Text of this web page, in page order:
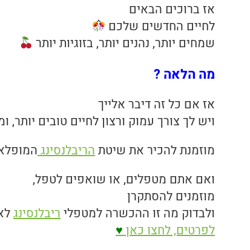
אז ברוכים הבאים
לחיים החדשים שלכם
שמחים יותר, נהנים יותר, בזוגיות יותר
מה הלאה ?
אז אם כל זה דיבר אלייך
ויש לך צורך עמוק ורצון לחיים טובים יותר,
מוזמנת להכיר את שיטתהריבלנסינג
ואם אתם מטפלים, או שואפים לטפל,
מוזמנים להסתקרן
ולבדוק מה זו ההכשרה למטפליריבלנסינג
לפרטים, לחצו כאן♥